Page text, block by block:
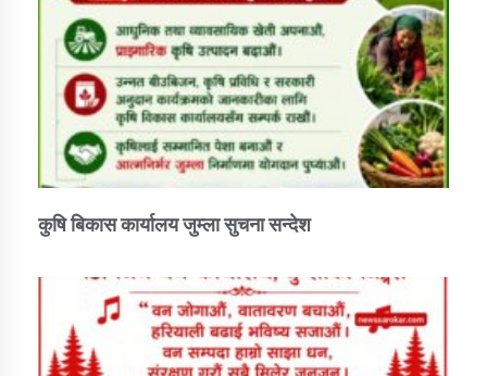
कुषि बिकास कार्यालय जुम्ला सुचना सन्देश